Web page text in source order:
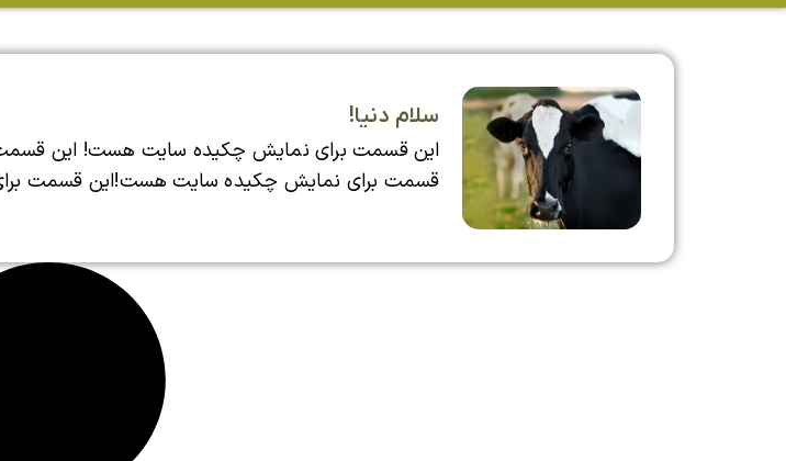
سلام دنیا!
این قسمت برای نمایش چکیده سایت هست! این
قسمت برای نمایش چکیده سایت هست!این قسمت